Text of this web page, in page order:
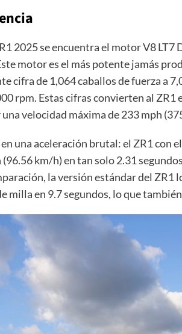
2025 se encuentra el motor V8 LT7
motor es el más potente jamás
cifra de 1,064 caballos de fuerza a
rpm. Estas cifras convierten al ZR1
velocidad máxima de 233 mph
una aceleración brutal: el ZR1 con
(96.56 km/h) en tan solo 2.31
la versión estándar del ZR1
milla en 9.7 segundos, lo que